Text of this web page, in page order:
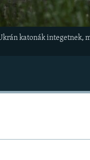
katonák integetnek,